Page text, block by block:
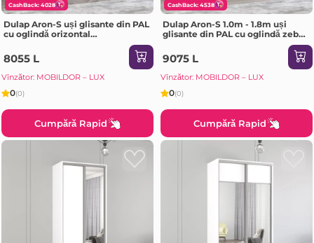
CashBack: 4028
Dulap Aron-S uși glisante din PAL
cu oglindă orizontal
8055 L
Vînzător: MOBILDOR – LUX
0(0)
Cumpără Rapid
CashBack: 4538
Dulap Aron-S 1.0m - 1.8m uși
glisante din PAL cu oglindă zebra
9075 L
Vînzător: MOBILDOR – LUX
0(0)
Cumpără Rapid